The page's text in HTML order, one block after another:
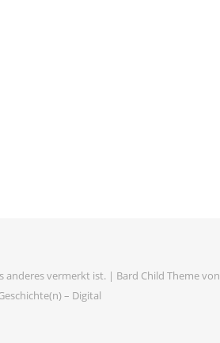
anderes vermerkt ist. | Bard Child Theme von
– Digital